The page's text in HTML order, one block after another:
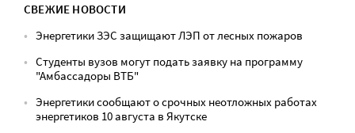
СВЕЖИЕ НОВОСТИ
Энергетики ЗЭС защищают ЛЭП от лесных пожаров
Студенты вузов могут подать заявку на программу
"Амбассадоры ВТБ"
Энергетики сообщают о срочных неотложных работах
энергетиков 10 августа в Якутске